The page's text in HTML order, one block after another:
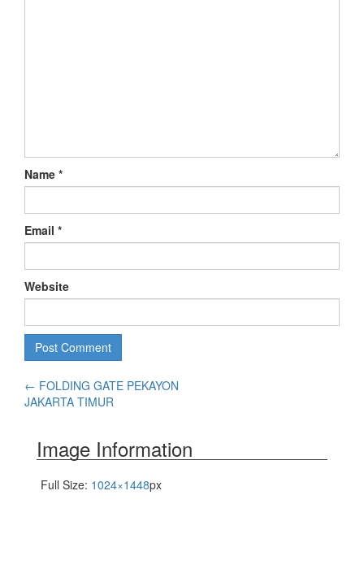
Name *
Email *
Website
← FOLDING GATE PEKAYON
JAKARTA TIMUR
Image Information
Full Size: 1024×1448px